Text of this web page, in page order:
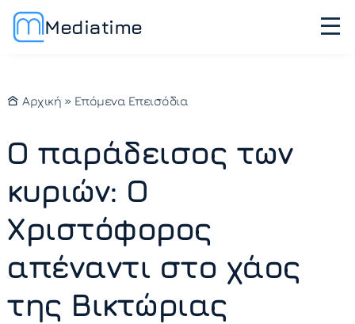
Mediatime
Αρχική » Επόμενα Επεισόδια
Ο παράδεισος των
κυριών: Ο
Χριστόφορος
απέναντι στο χάος
της Βικτώριας